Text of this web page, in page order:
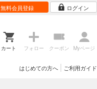
無料会員登録 ログイン
カート フォロー クーポン Myページ
ご利用ガイド
はじめての方へ